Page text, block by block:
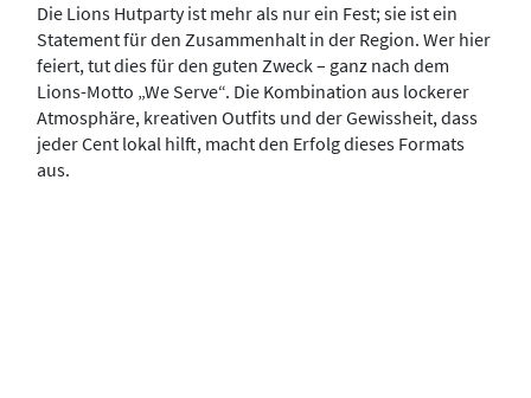
Die Lions Hutparty ist mehr als nur ein Fest; sie ist ein
Statement für den Zusammenhalt in der Region. Wer hier
feiert, tut dies für den guten Zweck – ganz nach dem
Lions-Motto „We Serve“. Die Kombination aus lockerer
Atmosphäre, kreativen Outfits und der Gewissheit, dass
jeder Cent lokal hilft, macht den Erfolg dieses Formats
aus.